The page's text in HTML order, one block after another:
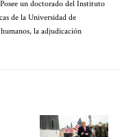
un doctorado del Instituto
de la Universidad de
la adjudicación